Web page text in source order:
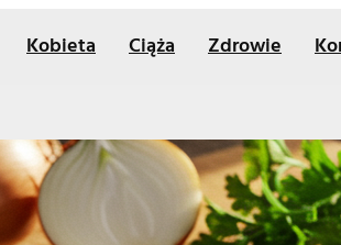
Kobieta Ciąża Zdrowie